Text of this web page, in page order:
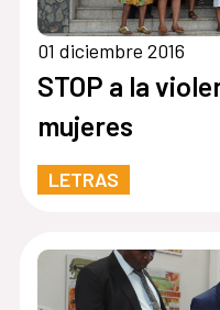
01 diciembre 2016
STOP a la
mujeres
LETRAS